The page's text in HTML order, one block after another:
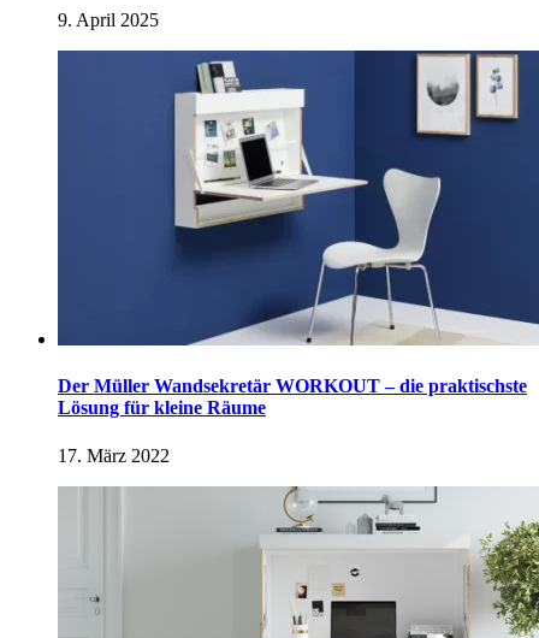
9. April 2025
Der Müller Wandsekretär WORKOUT – die praktischste
Lösung für kleine Räume
17. März 2022